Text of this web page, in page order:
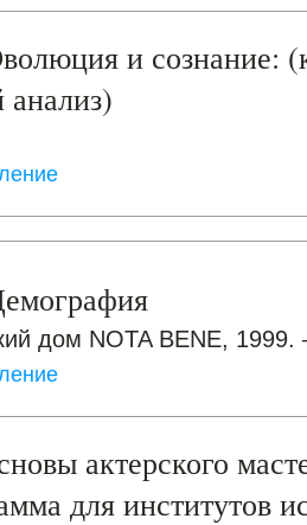
и сознание:
дом NOTA BENE, 1999.
актерского
для институтов